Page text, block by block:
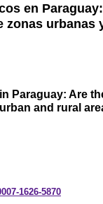
en
zonas urbanas
Paraguay: Are
and rural
1626-5870